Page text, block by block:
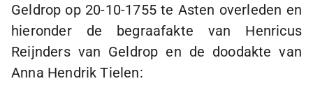
Geldrop op 20-10-1755te Asten overleden en
hieronder de begraafakte van Henricus
Reijnders van Geldrop en de doodakte van
Anna Hendrik Tielen: